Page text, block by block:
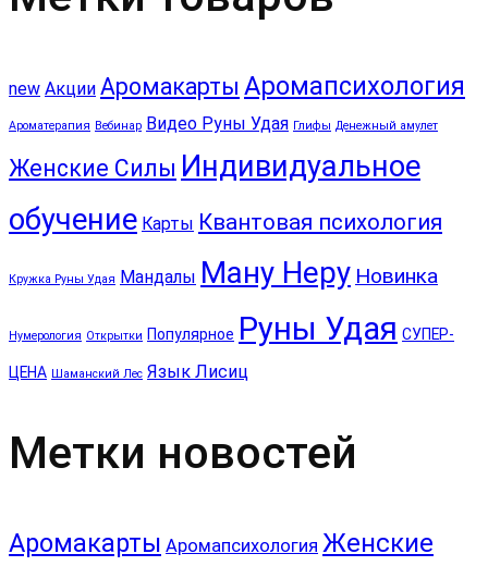
new Акции Аромакарты Аромапсихология
Ароматерапия Вебинар Видео Руны Удая Глифы Денежный амулет
Женские Силы Индивидуальное
обучение Карты Квантовая психология
Кружка Руны Удая Мандалы Ману Неру Новинка
Нумерология Открытки Популярное Руны Удая СУПЕР-
ЦЕНА Шаманский Лес Язык Лисиц
Метки новостей
Аромакарты Аромапсихология Женские